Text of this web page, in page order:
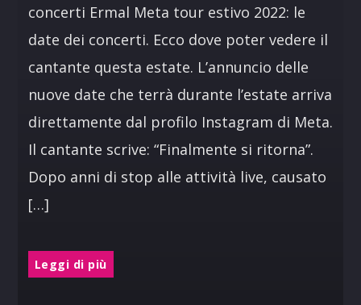
concerti Ermal Meta tour estivo 2022: le
date dei concerti. Ecco dove poter vedere il
cantante questa estate. L’annuncio delle
nuove date che terrà durante l’estate arriva
direttamente dal profilo Instagram di Meta.
Il cantante scrive: “Finalmente si ritorna”.
Dopo anni di stop alle attività live, causato
[…]
Leggi di più